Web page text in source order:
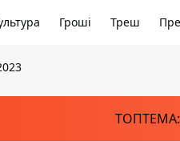
Гроші Треш
ТОПТЕМА: